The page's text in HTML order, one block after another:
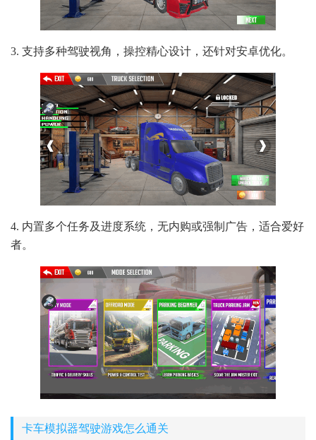
3. 支持多种驾驶视角，操控精心设计，还针对安卓优化。
4. 内置多个任务及进度系统，无内购或强制广告，适合爱好
者。
卡车模拟器驾驶游戏怎么通关